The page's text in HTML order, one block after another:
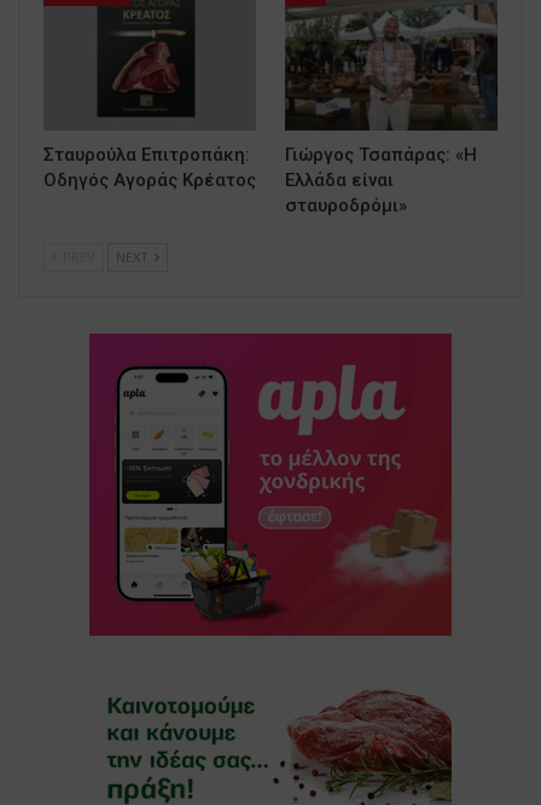
Σταυρούλα Επιτροπάκη:
Οδηγός Αγοράς Κρέατος
Γιώργος Τσαπάρας: «Η
Ελλάδα είναι
σταυροδρόμι»
NEXT